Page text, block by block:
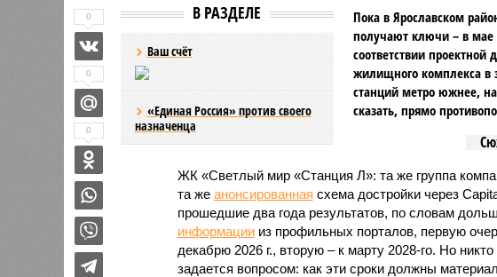
В РАЗДЕЛЕ
Ваш счёт
«Единая Россия» против своего
назначенца
Пока в Ярославском
получают ключи – в мае
соответствии
жилищного комплекса в
станций метро южнее,
сказать, прямо
ЖК «Светлый мир «Станция Л»: та же группа
та же анонсированная схема достройки через
прошедшие два года результатов, по словам
информациииз профильных порталов, первую
декабрю 2026 г., вторую – к марту 2028-го. Но
задается вопросом: как эти сроки должны
0
0
0